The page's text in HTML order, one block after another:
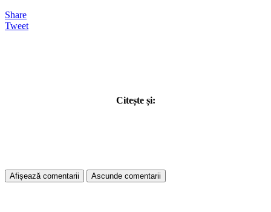
Share
Tweet
Citește și:
Afișează comentarii Ascunde comentarii